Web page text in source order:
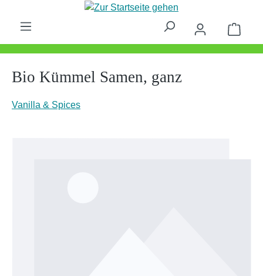
Zum Hauptinhalt springen
Bio Kümmel Samen, ganz
Vanilla & Spices